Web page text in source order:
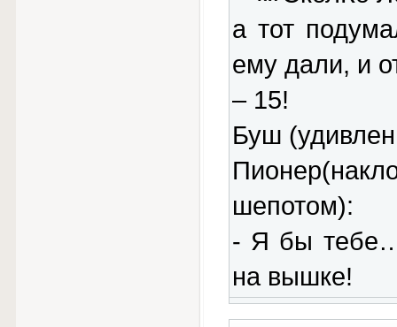
а тот
ему дали, и
– 15!
Буш
шепотом):
- Я бы
на вышке!